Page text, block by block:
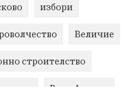
избори
Величие
строителство
Вила Армира